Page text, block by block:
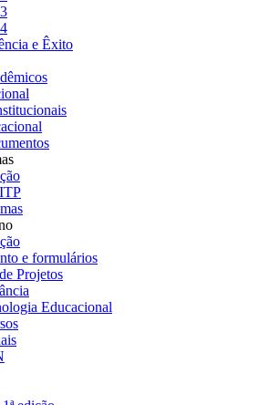
e Êxito
e formulários
Projetos
Educacional